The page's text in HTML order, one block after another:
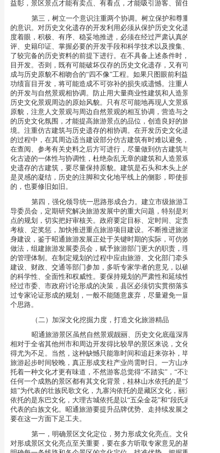
益彰，景区景点才能有卖点、有看点，才能吸引游客、留住游客。
第三，树立一个意识注重两个协调。 树立保护和尊重历史
的意识。对历史文化遗存的开发利用必须从保护历史文化遗产的高
度着眼，积极、有序、稳妥地推进，必须在经过严肃认真的历史考
评、史籍印证、掌握必要的开发手段和科学技术以及搜集、整理出
了较完备的历史资料的前提下进行。在不具备上述条件时，不应盲
目开发。否则，既有可能破坏仅存的历史文化遗存，又有可能开发
成与历史原貌不相吻合的“四不像”工程。如果只图眼前利益和政府
功绩盲目开发，将可能造成不可弥补的损失或遗憾。注重人文景观
的开发与自然景观相协调。防止用大量商业性建筑和人造景点破坏
历史文化景观周边的原始风貌。只有尽可能地再现人文景观的历史
原貌，注意人文景观与周边自然景观的相互协调，营造与之相适应
的历史文化氛围，才能提高旅游景点的品位，创造良好的旅游环
境。注重仿古建筑与历史遗存的相协调。在开发历史文化遗存景点
的过程中，在其周边适当建设部分仿古建筑有时难以避免，但必须
在查阅、参考有关史料之后方可进行，尽量做到仿古建筑与历史文
化古迹的一体性与协调性，杜绝杂乱无章的建筑和人造景观。对历
史遗存的古建筑，要尽量保持原貌。建筑是石头和木头上的史书、
是灵感的凝结，历史的注脚和文化地平线上的侧影，即使损坏了
的，也要修旧如旧。
第四，强化领导统一思路形成合力。 建立市级旅游工作指
导委员会，定期研究解决旅游发展中的重大问题，特别是对景区景
点的规划，切实把好审核关。政府要定目标、定时间、定责任、定
考核、定奖惩，加快推进重点旅游项目建设。不断推进旅游部门自
身建设，鉴于昭通旅游发展正处于关键时期的实际，可仿效省里的
做法，组建旅游发展委员会，赋予旅游部门更大的职责，理顺相应
的管理体制。在制定规划的过程中应由旅游、文化部门牵头，吸收
建设、财政、交通等部门参加，多听专家学者的意见，以确保规划
的科学性、全面性和权威性。要保持规划的严肃性和延续性，一旦
经过市委、市政府讨论形成的决策，县区必须切实贯彻落实；已经
过专家论证形成的规划，一般不能随意废弃，尽量避免一届领导一
个思路。
（二）加深文化挖掘力度，打造文化旅游精品
昭通旅游景区虽然自然景观靓丽、历史文化底蕴深厚，但
相对于全省其他州市和周边开发得比较早的景区来说，文化品味显
得尤为不足。当然，这种缺憾只能靠时间和追赶来弥补，毕竟昭通
旅游起步时间较晚，真正形成支柱产业尚需时日。一方山水必须依
托着一种文化才更有味道，不然游客总觉得“不踏实”，“不过瘾”。
任何一个成熟的景区都有其文化背景，桂林山水依托的是“刘三
姐”为代表的壮族民歌文化，九寨沟依托的是藏区文化，丽江古城
依托的是东巴文化，大理古城依托是以“五朵金花”和“段氏家族”为
代表的白族文化。昭通旅游要提升品牌优势、走持续发展之路，也
要在这一方面下足工夫。
第一，明确景区文化定位，努力形成文化亮点。 文化定位
对形成景区文化亮点至关重要，要在多方听取专家意见的基础上，